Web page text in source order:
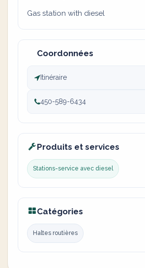
Gas station with diesel
Coordonnées
Itinéraire
450-589-6434
Produits et services
Stations-service avec diesel
Catégories
Haltes routières